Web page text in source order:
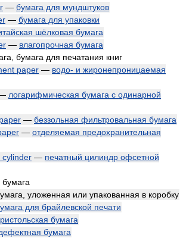
— бумага для мундштуков
— бумага для упаковки
шёлковая бумага
— влагопрочная бумага
бумага для печатания книг
paper — водо- и жиронепроницаемая
логарифмическая бумага с одинарной
— беззольная фильтровальная бумага
— отделяемая предохранительная
cylinder — печатный цилиндр офсетной
уложенная или упакованная в коробку
для брайлевской печати
бумага
бумага